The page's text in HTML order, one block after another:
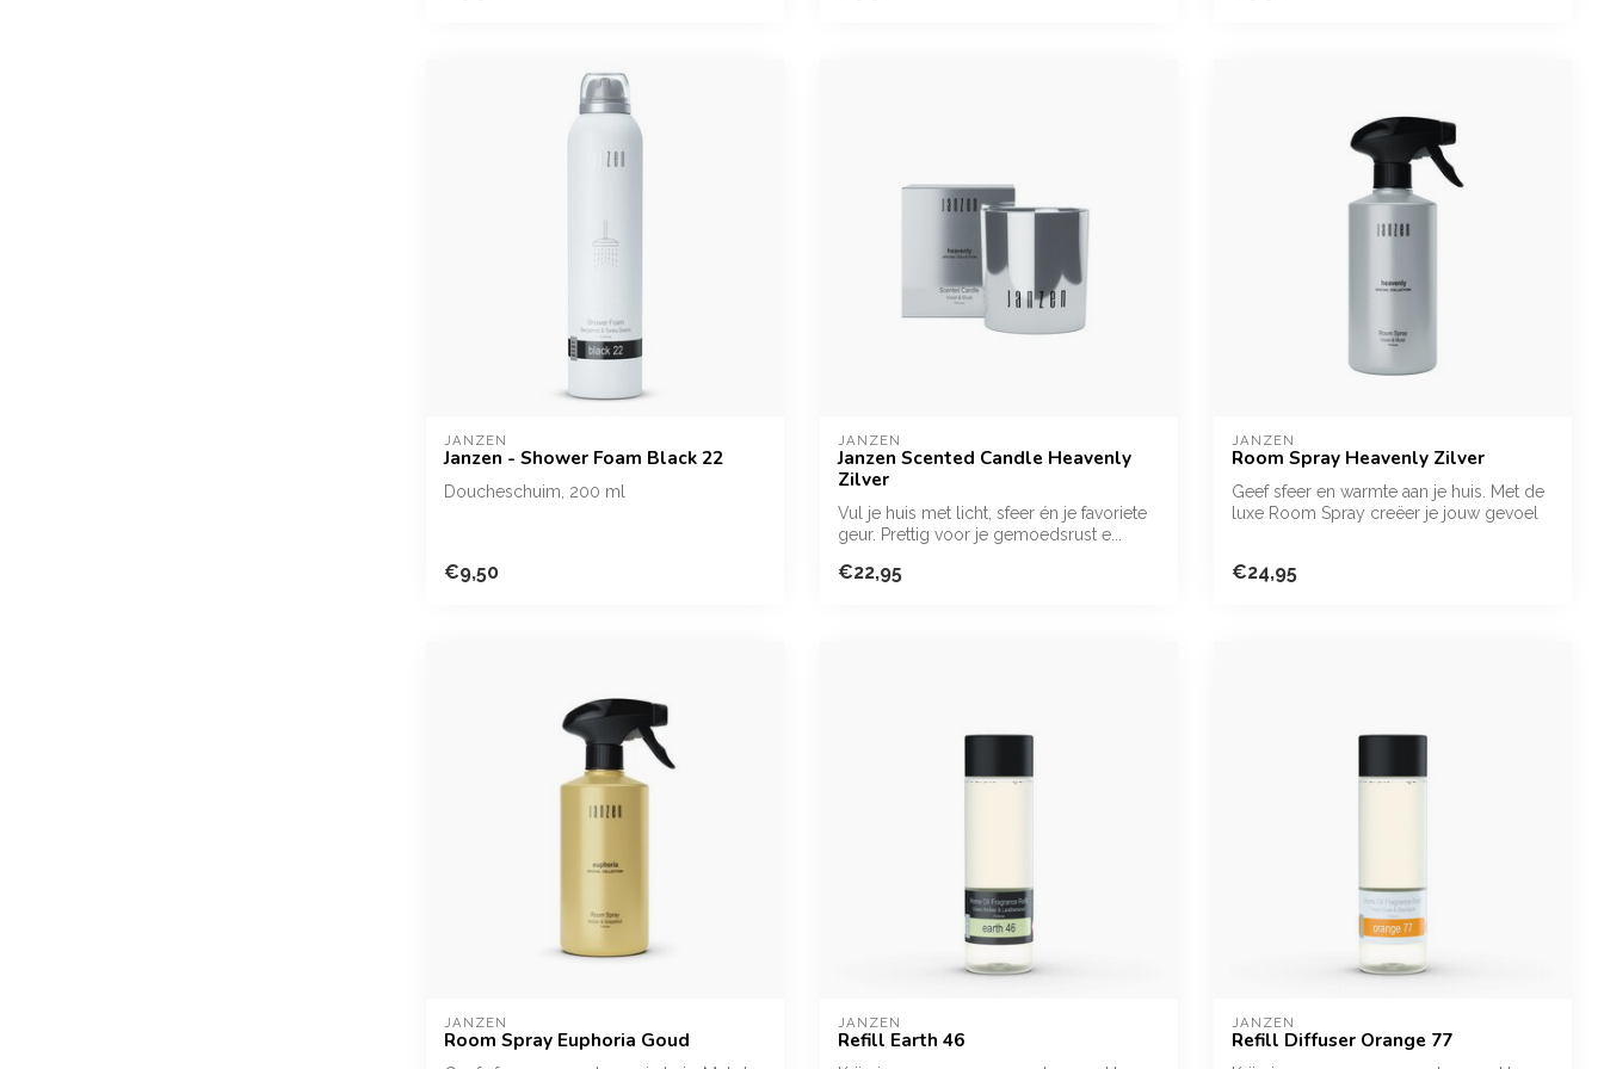
JANZEN
Janzen - Shower Foam Black 22
Doucheschuim, 200 ml
€9,50
JANZEN
Janzen Scented Candle Heavenly
Zilver
Vul je huis met licht, sfeer én je favoriete
geur. Prettig voor je gemoedsrust e...
€22,95
JANZEN
Room Spray Heavenly Zilver
Geef sfeer en warmte aan je huis. Met de
luxe Room Spray creëer je jouw gevoel
€24,95
JANZEN
Room Spray Euphoria Goud
JANZEN
Refill Earth 46
JANZEN
Refill Diffuser Orange 77